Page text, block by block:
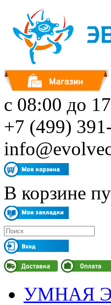
с 08:00 до
+7 (499)
В корзине
УМНАЯ